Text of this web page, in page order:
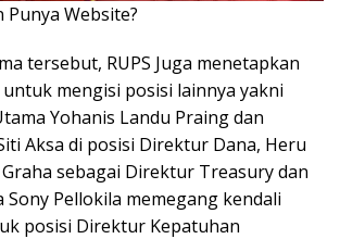
Punya Website?
tersebut, RUPS Juga menetapkan
mengisi posisi lainnya yakni
Yohanis Landu Praing dan
Aksa di posisi Direktur Dana, Heru
sebagai Direktur Treasury dan
Sony Pellokila memegang kendali
posisi Direktur Kepatuhan